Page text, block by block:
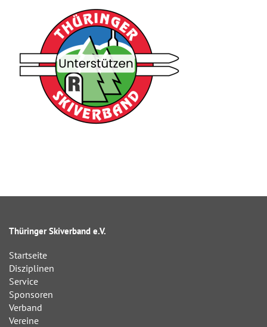
Thüringer Skiverband e.V.
Startseite
Disziplinen
Service
Sponsoren
Verband
Vereine